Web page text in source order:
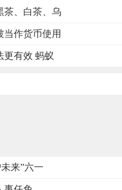
茶、白茶、乌
当作货币使用
更有效 蚂蚁
来”六一